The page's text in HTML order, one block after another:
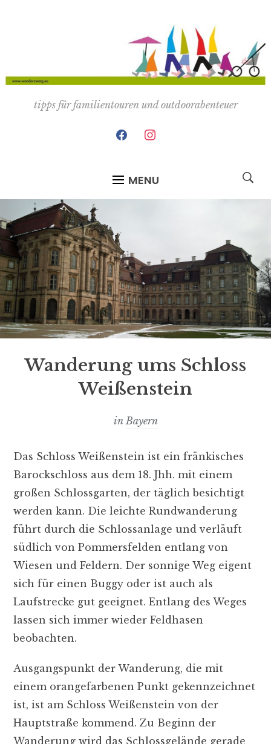
tipps für familientouren und outdoorabenteuer
facebookinstagram
MENU
Wanderung ums Schloss
Weißenstein
in Bayern
Das Schloss Weißenstein ist ein fränkisches
Barockschloss aus dem 18. Jhh. mit einem
großen Schlossgarten, der täglich besichtigt
werden kann. Die leichte Rundwanderung
führt durch die Schlossanlage und verläuft
südlich von Pommersfelden entlang von
Wiesen und Feldern. Der sonnige Weg eigent
sich für einen Buggy oder ist auch als
Laufstrecke gut geeignet. Entlang des Weges
lassen sich immer wieder Feldhasen
beobachten.
Ausgangspunkt der Wanderung, die mit
einem orangefarbenen Punkt gekennzeichnet
ist, ist am Schloss Weißenstein von der
Hauptstraße kommend. Zu Beginn der
Wanderung wird das Schlossgelände gerade